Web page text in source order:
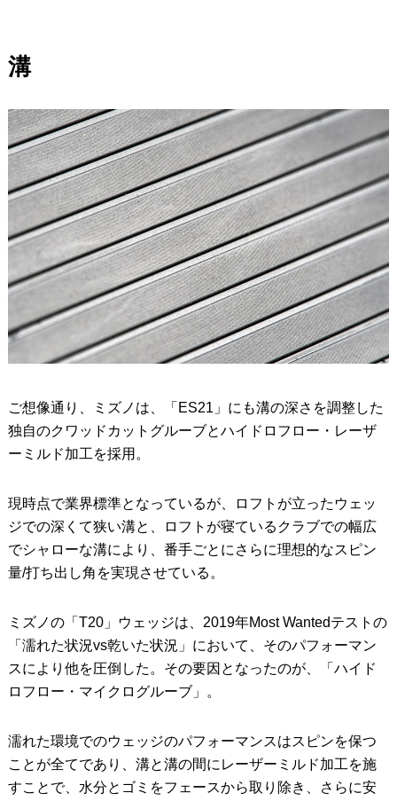
溝
ご想像通り、ミズノは、「ES21」にも溝の深さを調整した
独自のクワッドカットグルーブとハイドロフロー・レーザ
ーミルド加工を採用。
現時点で業界標準となっているが、ロフトが立ったウェッ
ジでの深くて狭い溝と、ロフトが寝ているクラブでの幅広
でシャローな溝により、番手ごとにさらに理想的なスピン
量/打ち出し角を実現させている。
ミズノの「T20」ウェッジは、2019年Most Wantedテストの
「濡れた状況vs乾いた状況」において、そのパフォーマン
スにより他を圧倒した。その要因となったのが、「ハイド
ロフロー・マイクログルーブ」。
濡れた環境でのウェッジのパフォーマンスはスピンを保つ
ことが全てであり、溝と溝の間にレーザーミルド加工を施
すことで、水分とゴミをフェースから取り除き、さらに安